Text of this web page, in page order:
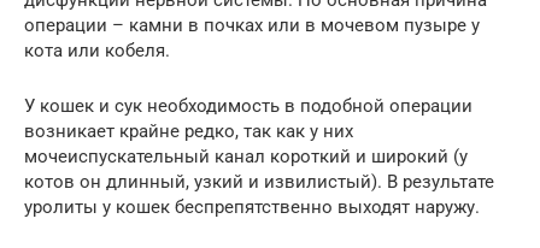
операции – камни в почках или в мочевом пузыре у
кота или кобеля.
У кошек и сук необходимость в подобной операции
возникает крайне редко, так как у них
мочеиспускательный канал короткий и широкий (у
котов он длинный, узкий и извилистый). В результате
уролиты у кошек беспрепятственно выходят наружу.